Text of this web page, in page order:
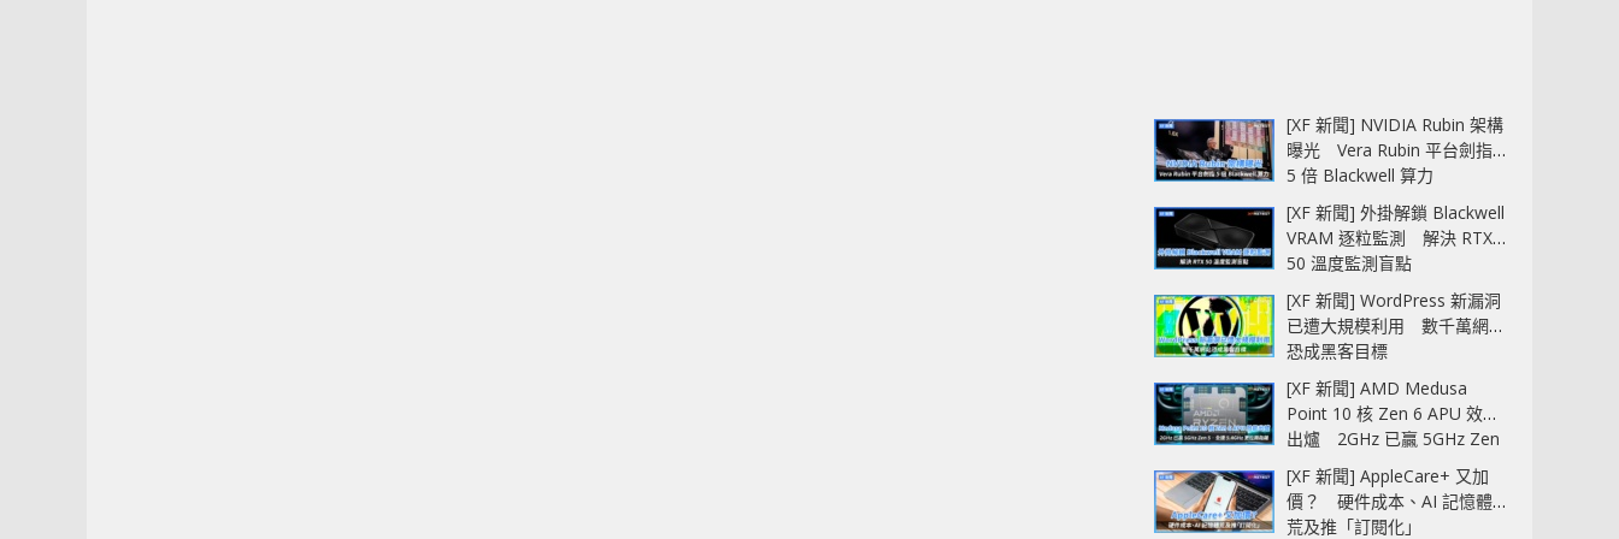
[XF 新聞] NVIDIA Rubin 架構
曝光 Vera Rubin 平台劍指
5 倍 Blackwell 算力
[XF 新聞] 外掛解鎖 Blackwell
VRAM 逐粒監測 解決 RTX
50 溫度監測盲點
[XF 新聞] WordPress 新漏洞
已遭大規模利用 數千萬網站
恐成黑客目標
[XF 新聞] AMD Medusa
Point 10 核 Zen 6 APU 效能
出爐 2GHz 已贏 5GHz Zen
5‧全速 5.4GHz 更拉開距離
[XF 新聞] AppleCare+ 又加
價？ 硬件成本、AI 記憶體
荒及推「訂閱化」